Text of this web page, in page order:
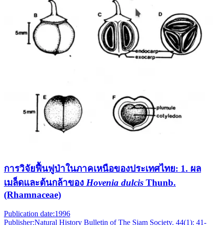
การวิจัยฟื้นฟูป่าในภาคเหนือของประเทศไทย: 1. ผล
เมล็ดและต้นกล้าของ Hovenia dulcis Thunb.
(Rhamnaceae)
Publication date:1996
Publisher:Natural History Bulletin of The Siam Society. 44(1): 41-